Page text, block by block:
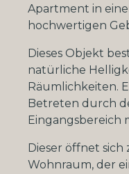
Apartment in
hochwertigen
Dieses Objekt
natürliche
Räumlichkeiten.
Betreten durch
Eingangsbereich
Dieser öffnet sich
Wohnraum, der